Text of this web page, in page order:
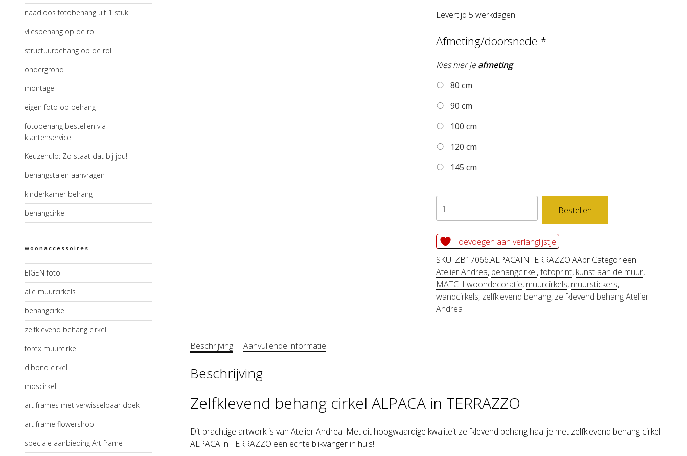
Levertijd 5 werkdagen
Afmeting/doorsnede *
Kies hier jeafmeting
80 cm
90 cm
100 cm
120 cm
145 cm
zelfklevend
behang
cirkel
ALPACA
in
TERRAZZO
aantal
Bestellen
Toevoegen aan verlanglijstje
SKU: ZB17066.ALPACAINTERRAZZO.AApr Categorieën:
Atelier Andrea, behangcirkel,fotoprint, kunst aan de muur,
MATCH woondecoratie, muurcirkels, muurstickers,
wandcirkels, zelfklevend behang, zelfklevend behang Atelier
Andrea
Beschrijving Aanvullende informatie
Beschrijving
Zelfklevend behang cirkel ALPACA in TERRAZZO
Dit prachtige artwork is van Atelier Andrea. Met dit hoogwaardige kwaliteit zelfklevend behang haal je met zelfklevend behang cirkel
ALPACA in TERRAZZO een echte blikvanger in huis!
naadloos fotobehang uit 1 stuk
vliesbehang op de rol
structuurbehang op de rol
ondergrond
montage
eigen foto op behang
fotobehang bestellen via
klantenservice
Keuzehulp: Zo staat dat bij jou!
behangstalen aanvragen
kinderkamer behang
behangcirkel
woonaccessoires
EIGEN foto
alle muurcirkels
behangcirkel
zelfklevend behang cirkel
forex muurcirkel
dibond cirkel
moscirkel
art frames met verwisselbaar doek
art frame flowershop
speciale aanbieding Art frame